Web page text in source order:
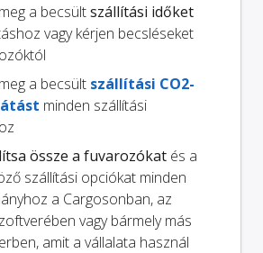
a becsültszállítási időket
vagy kérjen becsléseket
a becsült szállítási CO2-
minden szállítási
össze a fuvarozókat és a
szállítási opciókat minden
a Cargosonban, az
vagy bármely más
amit a vállalata használ